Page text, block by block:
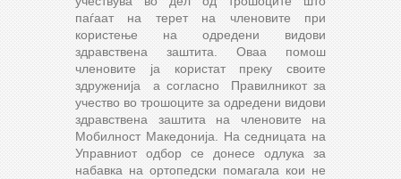
паѓаат на терет на членовите при
користење на одредени видови
здравствена заштита. Оваа помош
членовите ја користат преку своите
здруженија а согласно Правилникот за
учество во трошоците за одредени видови
здравствена заштита на членовите на
Мобилност Македонија. На седницата на
Управниот одбор се донесе одлука за
набавка на ортопедски помагала кои не